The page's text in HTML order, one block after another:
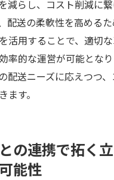
減らし、コスト削減に
配送の柔軟性を高める
活用することで、適切
率的な運営が可能とな
配送ニーズに応えつつ
ます。
の連携で拓く
能性